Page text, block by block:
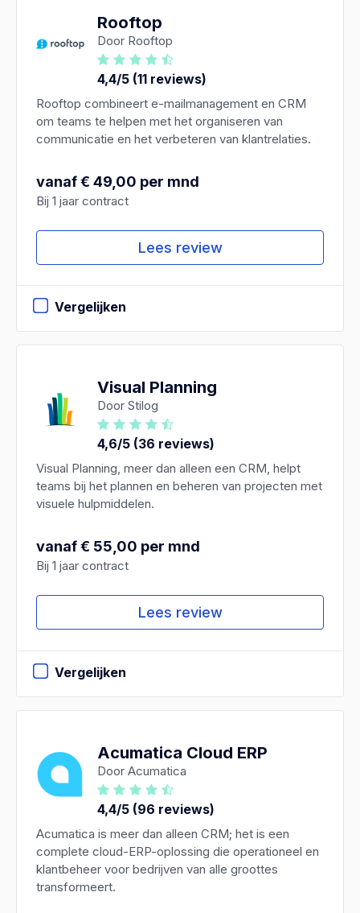
Rooftop
Door Rooftop
4,4/5 (11 reviews)
Rooftop combineert e-mailmanagement en CRM
om teams te helpen met het organiseren van
communicatie en het verbeteren van klantrelaties.
vanaf € 49,00 per mnd
Bij 1 jaar contract
Lees review
Vergelijken
Visual Planning
Door Stilog
4,6/5 (36 reviews)
Visual Planning, meer dan alleen een CRM, helpt
teams bij het plannen en beheren van projecten met
visuele hulpmiddelen.
vanaf € 55,00 per mnd
Bij 1 jaar contract
Lees review
Vergelijken
Acumatica Cloud ERP
Door Acumatica
4,4/5 (96 reviews)
Acumatica is meer dan alleen CRM; het is een
complete cloud-ERP-oplossing die operationeel en
klantbeheer voor bedrijven van alle groottes
transformeert.